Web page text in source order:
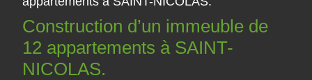
Construction d’un immeuble de
12 appartements à SAINT-
NICOLAS.